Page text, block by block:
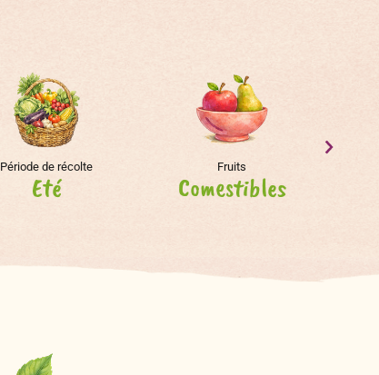
Période de récolte
Eté
Fruits
Comestibles